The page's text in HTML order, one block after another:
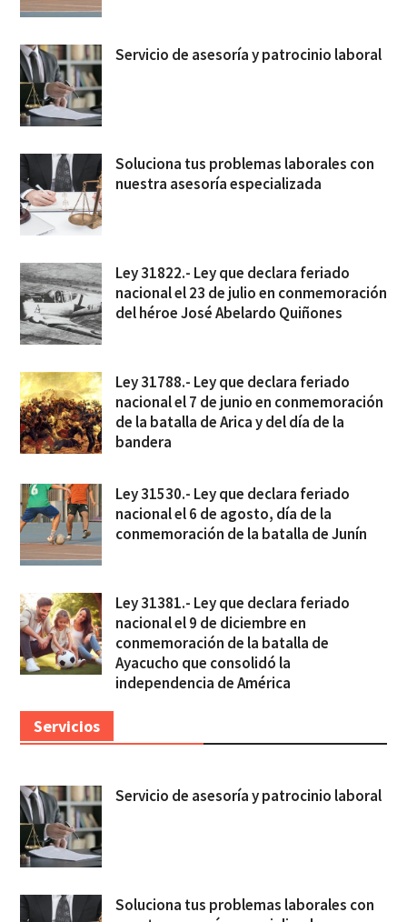
Servicio de asesoría y patrocinio laboral
Soluciona tus problemas laborales con
nuestra asesoría especializada
Ley 31822.- Ley que declara feriado
nacional el 23 de julio en conmemoración
del héroe José Abelardo Quiñones
Ley 31788.- Ley que declara feriado
nacional el 7 de junio en conmemoración
de la batalla de Arica y del día de la
bandera
Ley 31530.- Ley que declara feriado
nacional el 6 de agosto, día de la
conmemoración de la batalla de Junín
Ley 31381.- Ley que declara feriado
nacional el 9 de diciembre en
conmemoración de la batalla de
Ayacucho que consolidó la
independencia de América
Servicios
Servicio de asesoría y patrocinio laboral
Soluciona tus problemas laborales con